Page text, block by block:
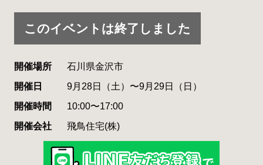
このイベントは終了しました
開催場所
石川県金沢市
開催日
9月28日（土）〜9月29日（日）
開催時間
10:00〜17:00
開催会社
飛鳥住宅(株)